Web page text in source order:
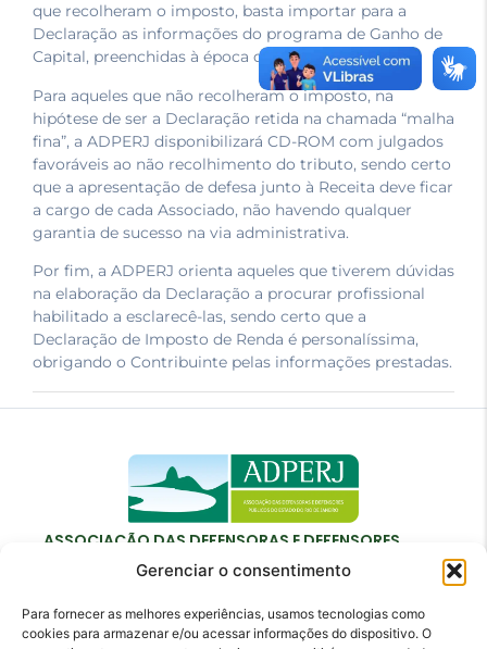
Gerenciar o consentimento
Para fornecer as melhores experiências, usamos tecnologias como
cookies para armazenar e/ou acessar informações do dispositivo. O
que recolheram o imposto, basta importar para a
Declaração as informações do programa de Ganho de
Capital, preenchidas à época do recolhimento.
Para aqueles que não recolheram o imposto, na
hipótese de ser a Declaração retida na chamada “malha
fina”, a ADPERJ disponibilizará CD-ROM com julgados
favoráveis ao não recolhimento do tributo, sendo certo
que a apresentação de defesa junto à Receita deve ficar
a cargo de cada Associado, não havendo qualquer
garantia de sucesso na via administrativa.
Por fim, a ADPERJ orienta aqueles que tiverem dúvidas
na elaboração da Declaração a procurar profissional
habilitado a esclarecê-las, sendo certo que a
Declaração de Imposto de Renda é personalíssima,
obrigando o Contribuinte pelas informações prestadas.
ASSOCIAÇÃO DAS DEFENSORAS E DEFENSORES
PÚBLICOS DO ESTADO DO RIO DE JANEIRO